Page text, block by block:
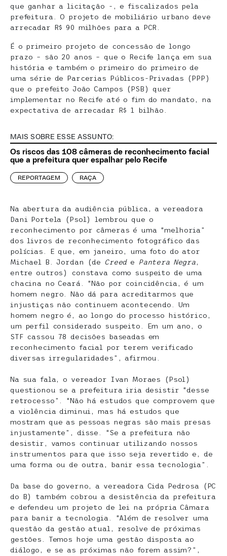
que ganhar a licitação -, e fiscalizados pela
prefeitura. O projeto de mobiliário urbano deve
arrecadar R$ 90 milhões para a PCR.
É o primeiro projeto de concessão de longo
prazo – são 20 anos – que o Recife lança em sua
história e também o primeiro do primeiro de
uma série de Parcerias Públicos-Privadas (PPP)
que o prefeito João Campos (PSB) quer
implementar no Recife até o fim do mandato, na
expectativa de arrecadar R$ 1 bilhão.
MAIS SOBRE ESSE ASSUNTO:
Os riscos das 108 câmeras de reconhecimento facial
que a prefeitura quer espalhar pelo Recife
REPORTAGEM RAÇA
Na abertura da audiência pública, a vereadora
Dani Portela (Psol) lembrou que o
reconhecimento por câmeras é uma “melhoria”
dos livros de reconhecimento fotográfico das
polícias. E que, em janeiro, uma foto do ator
Michael B. Jordan (de
Creede Pantera Negra,
entre outros) constava como suspeito de uma
chacina no Ceará. “Não por coincidência, é um
homem negro. Não dá para acreditarmos que
injustiças não continuem acontecendo. Um
homem negro é, ao longo do processo histórico,
um perfil considerado suspeito. Em um ano, o
STF cassou 78 decisões baseadas em
reconhecimento facial por terem verificado
diversas irregularidades”, afirmou.
Na sua fala, o vereador Ivan Moraes (Psol)
questionou se a prefeitura iria desistir “desse
retrocesso”. “Não há estudos que comprovem que
a violência diminui, mas há estudos que
mostram que as pessoas negras são mais presas
injustamente”, disse. “Se a prefeitura não
desistir, vamos continuar utilizando nossos
instrumentos para que isso seja revertido e, de
uma forma ou de outra, banir essa tecnologia”.
Da base do governo, a vereadora Cida Pedrosa (PC
do B) também cobrou a desistência da prefeitura
e defendeu um projeto de lei na própria Câmara
para banir a tecnologia. “Além de resolver uma
questão da gestão atual, resolve de próximas
gestões. Temos hoje uma gestão disposta ao
diálogo, e se as próximas não forem assim?”,